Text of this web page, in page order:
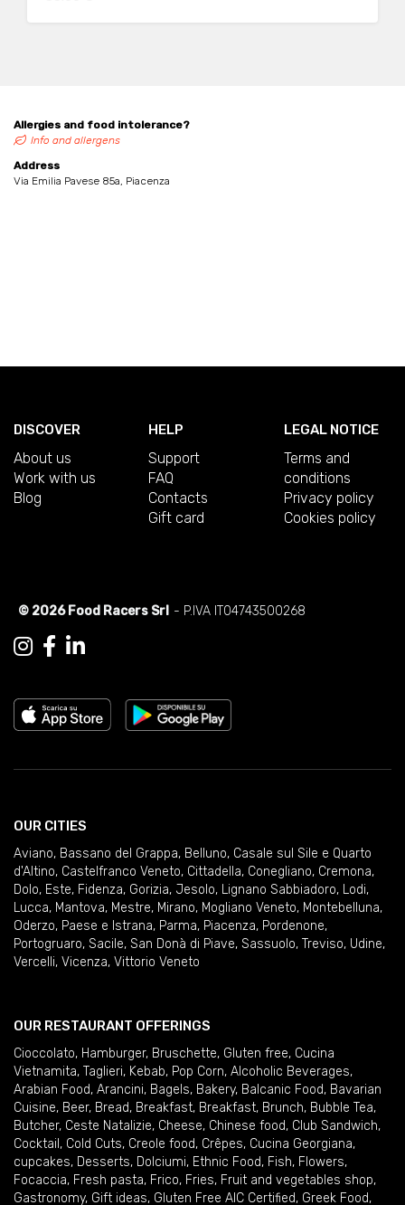
Allergies and food intolerance?
Info and allergens
Address
Via Emilia Pavese 85a, Piacenza
DISCOVER
About us
Work with us
Blog
HELP
Support
FAQ
Contacts
Gift card
LEGAL NOTICE
Terms and
conditions
Privacy policy
Cookies policy
© 2026 Food Racers Srl - P.IVA IT04743500268
OUR CITIES
Aviano, Bassano del Grappa, Belluno, Casale sul Sile e Quarto
d'Altino, Castelfranco Veneto, Cittadella, Conegliano, Cremona,
Dolo, Este, Fidenza, Gorizia, Jesolo, Lignano Sabbiadoro, Lodi,
Lucca, Mantova, Mestre, Mirano, Mogliano Veneto, Montebelluna,
Oderzo, Paese e Istrana, Parma, Piacenza, Pordenone,
Portogruaro, Sacile, San Donà di Piave, Sassuolo, Treviso, Udine,
Vercelli, Vicenza, Vittorio Veneto
OUR RESTAURANT OFFERINGS
Cioccolato, Hamburger, Bruschette, Gluten free, Cucina
Vietnamita, Taglieri, Kebab, Pop Corn, Alcoholic Beverages,
Arabian Food, Arancini, Bagels, Bakery, Balcanic Food, Bavarian
Cuisine, Beer, Bread, Breakfast, Breakfast, Brunch, Bubble Tea,
Butcher, Ceste Natalizie, Cheese, Chinese food, Club Sandwich,
Cocktail , Cold Cuts, Creole food, Crêpes, Cucina Georgiana,
cupcakes, Desserts, Dolciumi, Ethnic Food, Fish, Flowers,
Focaccia, Fresh pasta, Frico, Fries, Fruit and vegetables shop,
Gastronomy, Gift ideas, Gluten Free AIC Certified, Greek Food,